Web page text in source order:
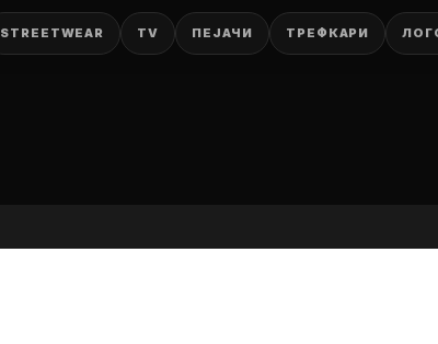
STREETWEAR TV ПЕЈАЧИ ТРЕФКАРИ
ПЛАТИ ПРИ ДОСТАВА ВО КЕШ